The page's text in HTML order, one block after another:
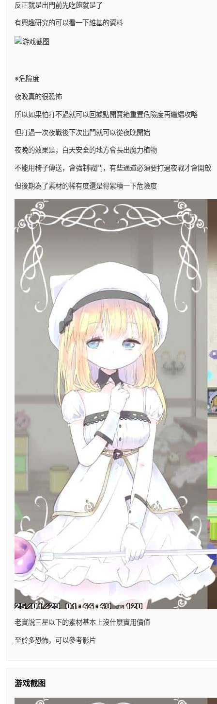
反正就是出門前先吃飽就是了
有興趣研究的可以看一下維基的資料
※危險度
夜晚真的很恐怖
所以如果怕打不過就可以回據點開寶箱重置危險度再繼續攻略
但打過一次夜戰後下次出門就可以從夜晚開始
夜晚的效果是，白天安全的地方會長出魔力植物
不能用椅子傳送，會強制戰鬥，有些通道必須要打過夜戰才會開啟
但後期為了素材的稀有度還是得累積一下危險度
老實說三星以下的素材基本上沒什麼實用價值
至於多恐怖，可以參考影片
游戏截图